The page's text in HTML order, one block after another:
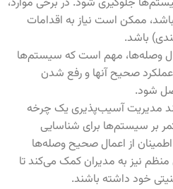
ممکن است نیاز به اقدامات
باشد.
وصله‌ها، مهم است که سیستم‌ها
صحیح آنها و رفع شدن
شود.
مدیریت آسیب‌پذیری یک چرخه
بر سیستم‌ها برای شناسایی
از اعمال صحیح وصله‌ها
نیز به مدیران کمک می‌کند تا
خود داشته باشند.